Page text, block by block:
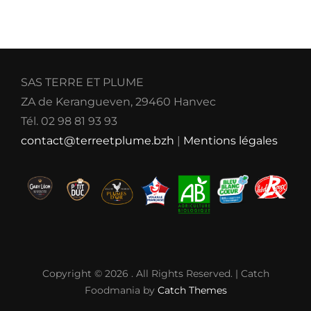
SAS TERRE ET PLUME
ZA de Kerangueven, 29460 Hanvec
Tél. 02 98 81 93 93
contact@terreetplume.bzh | Mentions légales
Copyright © 2026 . All Rights Reserved. | Catch
Foodmania by Catch Themes